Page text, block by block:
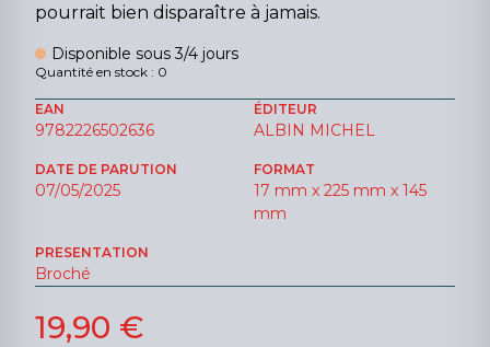
pourrait bien disparaître à jamais.
Disponible sous 3/4 jours
Quantité en stock : 0
EAN
9782226502636
ÉDITEUR
ALBIN MICHEL
DATE DE PARUTION
07/05/2025
FORMAT
17 mm x 225 mm x 145
mm
PRESENTATION
Broché
19,90 €